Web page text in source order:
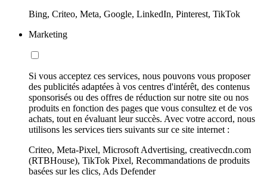
Bing, Criteo, Meta, Google, LinkedIn, Pinterest, TikTok
Marketing
Si vous acceptez ces services, nous pouvons vous proposer
des publicités adaptées à vos centres d'intérêt, des contenus
sponsorisés ou des offres de réduction sur notre site ou nos
produits en fonction des pages que vous consultez et de vos
achats, tout en évaluant leur succès. Avec votre accord, nous
utilisons les services tiers suivants sur ce site internet :
Criteo, Meta-Pixel, Microsoft Advertising, creativecdn.com
(RTBHouse), TikTok Pixel, Recommandations de produits
basées sur les clics, Ads Defender